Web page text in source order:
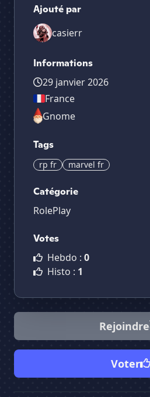
Ajouté par
casierr
Informations
29 janvier 2026
France
Gnome
Tags
rp fr marvel fr
Catégorie
RolePlay
Votes
Hebdo : 0
Histo : 1
Rejoindre
Voter